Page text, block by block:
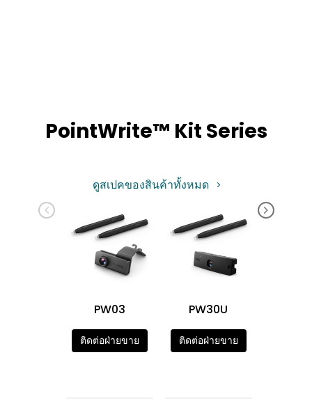
PointWrite™ Kit Series
ดูสเปคของสินค้าทั้งหมด
PW03
ติดต่อฝ่ายขาย
PW30U
ติดต่อฝ่ายขาย